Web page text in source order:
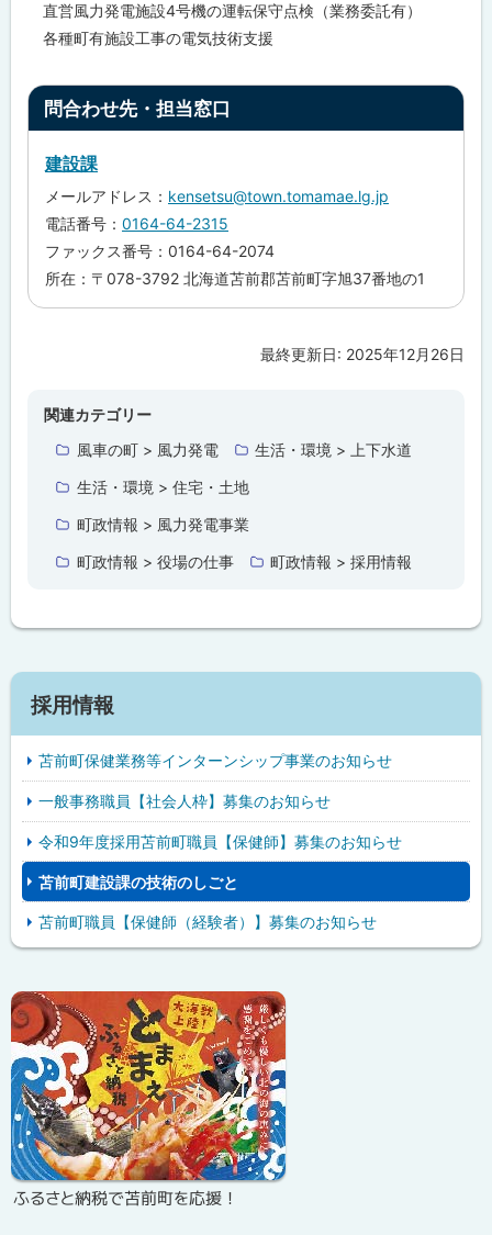
直営風力発電施設4号機の運転保守点検（業務委託有）
各種町有施設工事の電気技術支援
ト
問合わせ先・担当窓口
建設課
メールアドレス： kensetsu@town.tomamae.lg.jp
電話番号： 0164-64-2315
ファックス番号：0164-64-2074
所在：〒078-3792 北海道苫前郡苫前町字旭37番地の1
最終更新日: 2025年12月26日
関連カテゴリー
風車の町 > 風力発電
生活・環境 > 上下水道
生活・環境 > 住宅・土地
町政情報 > 風力発電事業
町政情報 > 役場の仕事
町政情報 > 採用情報
採用情報
苫前町保健業務等インターンシップ事業のお知らせ
一般事務職員【社会人枠】募集のお知らせ
令和9年度採用苫前町職員【保健師】募集のお知らせ
苫前町建設課の技術のしごと
苫前町職員【保健師（経験者）】募集のお知らせ
サ
イ
ド
・
メ
ニ
ッ
ク
ア
ッ
プ
ふるさと納税で苫前町を応援！